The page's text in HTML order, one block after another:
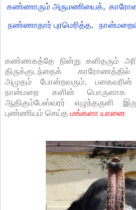
கண்ணாரும் அருமணியைக்,
நண்ணாதார் புரமெரித்த,
கண்ணகத்தே நின்று களிதரும்
திருக்குடந்தைக் காரோணத்தில்
அமுதம் போன்றவரும், பகைவரின்
நான்மறை களின் பொருளாக
ஆதிகும்பேஸ்வரர் எழுந்தருளி
புண்ணியம் செய்த மங்களா யானை